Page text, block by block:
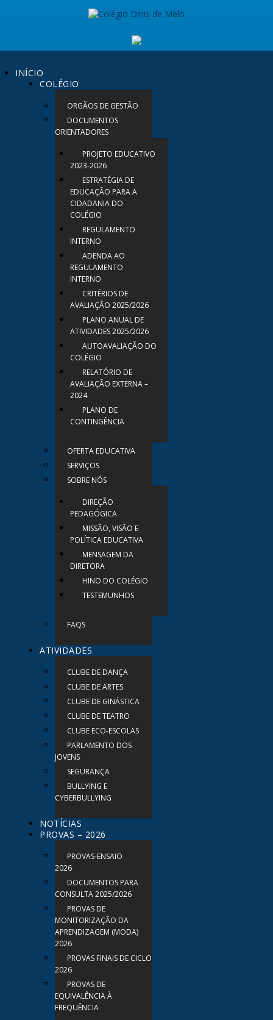
INÍCIO
COLÉGIO
ORGÃOS DE GESTÃO
DOCUMENTOS
ORIENTADORES
PROJETO EDUCATIVO
2023-2026
ESTRATÉGIA DE
EDUCAÇÃO PARA A
CIDADANIA DO
COLÉGIO
REGULAMENTO
INTERNO
ADENDA AO
REGULAMENTO
INTERNO
CRITÉRIOS DE
AVALIAÇÃO 2025/2026
PLANO ANUAL DE
ATIVIDADES 2025/2026
AUTOAVALIAÇÃO DO
COLÉGIO
RELATÓRIO DE
AVALIAÇÃO EXTERNA –
2024
PLANO DE
CONTINGÊNCIA
OFERTA EDUCATIVA
SERVIÇOS
SOBRE NÓS
DIREÇÃO
PEDAGÓGICA
MISSÃO, VISÃO E
POLÍTICA EDUCATIVA
MENSAGEM DA
DIRETORA
HINO DO COLÉGIO
TESTEMUNHOS
FAQS
ATIVIDADES
CLUBE DE DANÇA
CLUBE DE ARTES
CLUBE DE GINÁSTICA
CLUBE DE TEATRO
CLUBE ECO-ESCOLAS
PARLAMENTO DOS
JOVENS
SEGURANÇA
BULLYING E
CYBERBULLYING
NOTÍCIAS
PROVAS – 2026
PROVAS-ENSAIO
2026
DOCUMENTOS PARA
CONSULTA 2025/2026
PROVAS DE
MONITORIZAÇÃO DA
APRENDIZAGEM (MODA)
2026
PROVAS FINAIS DE CICLO
2026
PROVAS DE
EQUIVALÊNCIA À
FREQUÊNCIA